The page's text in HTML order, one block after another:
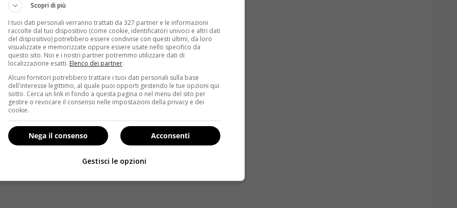
Scopri di più
I tuoi dati personali verranno trattati da 327 partner e le informazioni
raccolte dal tuo dispositivo (come cookie, identificatori univoci e altri dati
del dispositivo) potrebbero essere condivise con questi ultimi, da loro
visualizzate e memorizzate oppure essere usate nello specifico da
questo sito. Noi e i nostri partner potremmo utilizzare dati di
localizzazione esatti. Elenco dei partner.
Alcuni fornitori potrebbero trattare i tuoi dati personali sulla base
dell'interesse legittimo, al quale puoi opporti gestendo le tue opzioni qui
sotto. Cerca un link in fondo a questa pagina o nel menu del sito per
gestire o revocare il consenso nelle impostazioni della privacy e dei
cookie.
Acconsenti
Nega il consenso
Gestisci le opzioni